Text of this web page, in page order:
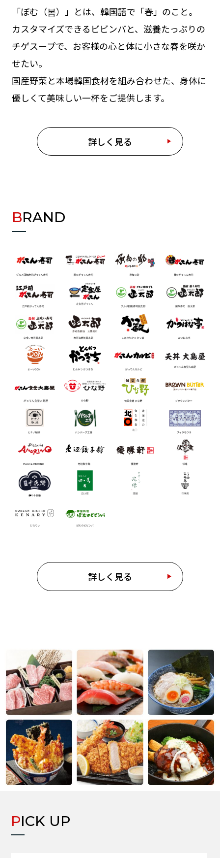
「ぼむ（봄）」とは、韓国語で「春」のこと。
カスタマイズできるビビンバと、滋養たっぷりの
チゲスープで、お客様の心と体に小さな春を咲か
せたい。
国産野菜と本場韓国食材を組み合わせた、身体に
優しくて美味しい一杯をご提供します。
詳しく見る
BRAND
詳しく見る
PICK UP